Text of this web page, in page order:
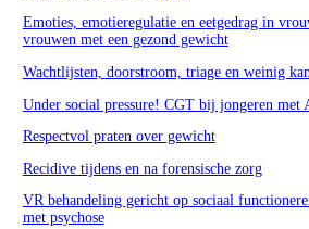
Emoties, emotieregulatie en eetgedrag in
vrouwen met een gezond gewicht
Wachtlijsten, doorstroom, triage en weinig
Under social pressure! CGT bij jongeren met
Respectvol praten over gewicht
Recidive tijdens en na forensische zorg
VR behandeling gericht op sociaal
met psychose